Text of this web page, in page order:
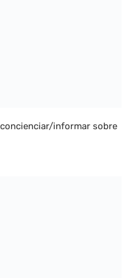
informar sobre